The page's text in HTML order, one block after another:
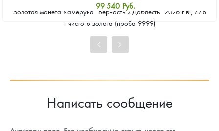
Золотая монета Камеруна "Верность и Доблесть" 2026 г.в., 7.78
г чистого золота (проба 9999)
99 540 Руб.
Стандартная цена
Цена выкупа
Написать сообщение